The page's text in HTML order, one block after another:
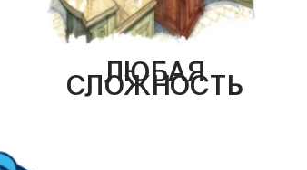
ЛЮБАЯ
СЛОЖНОСТЬ